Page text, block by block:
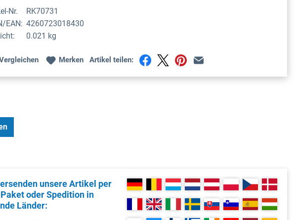
Nr.
RK70731
EAN: 4260723018430
0.021 kg
Merken Artikel teilen:
unsere Artikel per
oder Spedition in
Länder: